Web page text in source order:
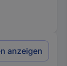
anzeigen